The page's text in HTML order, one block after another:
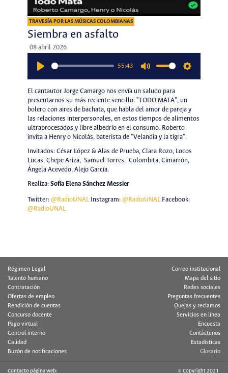
TRAVESÍA POR LAS MÚSICAS COLOMBIANAS
Siembra en asfalto
08 abril 2026
55:43
El cantautor Jorge Camargo nos envía un saludo para
presentarnos su más reciente sencillo: "TODO MATA", un
bolero con aires de bachata, que habla del amor de pareja y
las relaciones interpersonales, en estos tiempos de alimentos
ultraprocesados y libre albedrío en el consumo. Roberto
invita a Henry o Nicolás, baterista de "Velandia y la tigra".
Invitados: César López & Alas de Prueba, Clara Rozo, Locos
Lucas, Chepe Ariza, Samuel Torres, Colombita, Cimarrón,
Ángela Acevedo, Alejo García.
Realiza: Sofía Elena Sánchez Messier
Twitter: @RadioUNALInstagram: @RadioUNALFacebook:
@RadioUNAL
Régimen Legal
Talento humano
Contratación
Ofertas de empleo
Rendición de cuentas
Concurso docente
Pago virtual
Control interno
Calidad
Buzón de notificaciones
Correo institucional
Mapa del sitio
Redes sociales
Preguntas frecuentes
Quejas y reclamos
Servicios en línea
Encuesta
Contáctenos
Estadísticas
Glosario
Contacto página web: © Copyright 2021